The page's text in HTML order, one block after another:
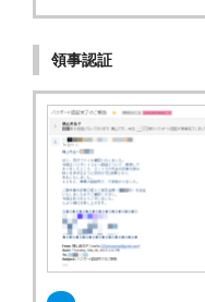
領事認証